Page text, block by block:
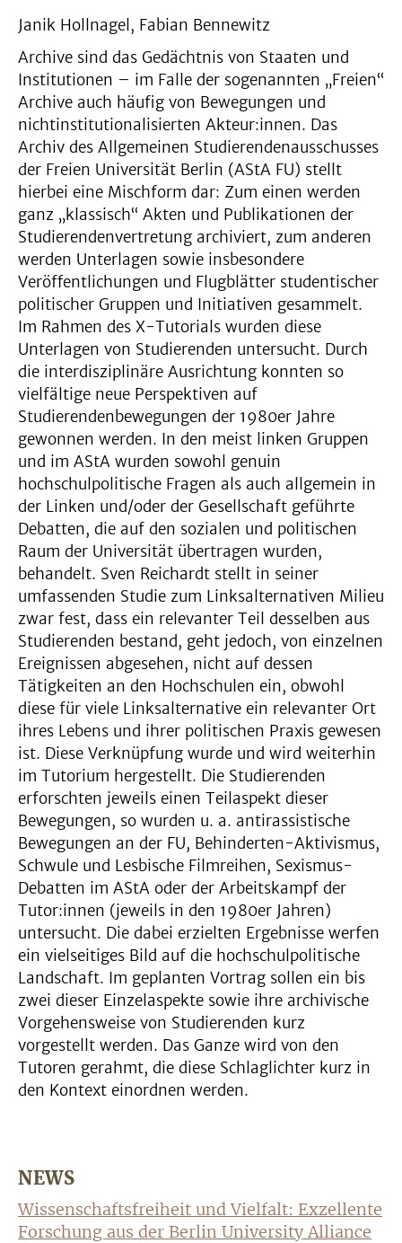
Janik Hollnagel, Fabian Bennewitz
Archive sind das Gedächtnis von Staaten und
Institutionen – im Falle der sogenannten „Freien“
Archive auch häufig von Bewegungen und
nichtinstitutionalisierten Akteur:innen. Das
Archiv des Allgemeinen Studierendenausschusses
der Freien Universität Berlin (AStA FU) stellt
hierbei eine Mischform dar: Zum einen werden
ganz „klassisch“ Akten und Publikationen der
Studierendenvertretung archiviert, zum anderen
werden Unterlagen sowie insbesondere
Veröffentlichungen und Flugblätter studentischer
politischer Gruppen und Initiativen gesammelt.
Im Rahmen des X-Tutorials wurden diese
Unterlagen von Studierenden untersucht. Durch
die interdisziplinäre Ausrichtung konnten so
vielfältige neue Perspektiven auf
Studierendenbewegungen der 1980er Jahre
gewonnen werden. In den meist linken Gruppen
und im AStA wurden sowohl genuin
hochschulpolitische Fragen als auch allgemein in
der Linken und/oder der Gesellschaft geführte
Debatten, die auf den sozialen und politischen
Raum der Universität übertragen wurden,
behandelt. Sven Reichardt stellt in seiner
umfassenden Studie zum Linksalternativen Milieu
zwar fest, dass ein relevanter Teil desselben aus
Studierenden bestand, geht jedoch, von einzelnen
Ereignissen abgesehen, nicht auf dessen
Tätigkeiten an den Hochschulen ein, obwohl
diese für viele Linksalternative ein relevanter Ort
ihres Lebens und ihrer politischen Praxis gewesen
ist. Diese Verknüpfung wurde und wird weiterhin
im Tutorium hergestellt. Die Studierenden
erforschten jeweils einen Teilaspekt dieser
Bewegungen, so wurden u. a. antirassistische
Bewegungen an der FU, Behinderten-Aktivismus,
Schwule und Lesbische Filmreihen, Sexismus-
Debatten im AStA oder der Arbeitskampf der
Tutor:innen (jeweils in den 1980er Jahren)
untersucht. Die dabei erzielten Ergebnisse werfen
ein vielseitiges Bild auf die hochschulpolitische
Landschaft. Im geplanten Vortrag sollen ein bis
zwei dieser Einzelaspekte sowie ihre archivische
Vorgehensweise von Studierenden kurz
vorgestellt werden. Das Ganze wird von den
Tutoren gerahmt, die diese Schlaglichter kurz in
den Kontext einordnen werden.
NEWS
Wissenschaftsfreiheit und Vielfalt: Exzellente
Forschung aus der Berlin University Alliance